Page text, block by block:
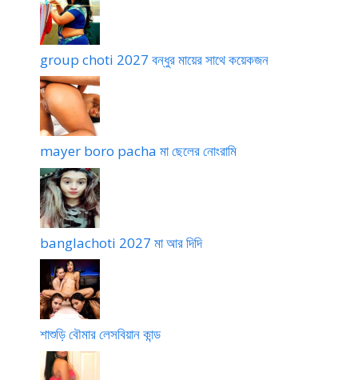
group choti 2027 বন্ধুর মায়ের সাথে কয়েকজন
mayer boro pacha মা ছেলের নোংরামি
banglachoti 2027 মা আর দিদি
শাশুড়ি বৌমার লেসবিয়ান কান্ড